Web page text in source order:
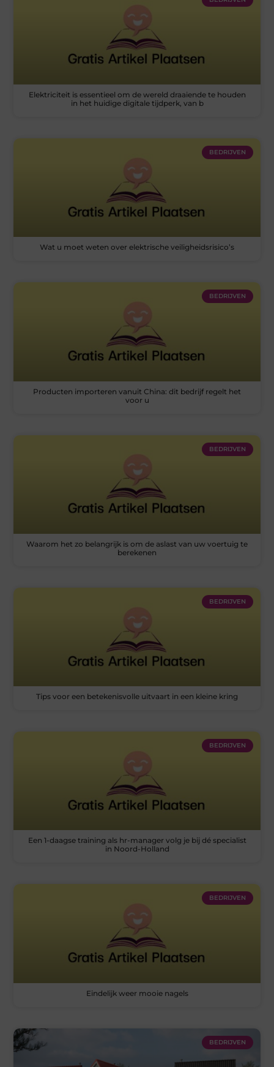
Elektriciteit is essentieel om de wereld draaiende te houden
in het huidige digitale tijdperk, van b
BEDRIJVEN
Wat u moet weten over elektrische veiligheidsrisico’s
BEDRIJVEN
Producten importeren vanuit China: dit bedrijf regelt het
voor u
BEDRIJVEN
Waarom het zo belangrijk is om de aslast van uw voertuig te
berekenen
BEDRIJVEN
Tips voor een betekenisvolle uitvaart in een kleine kring
BEDRIJVEN
Een 1-daagse training als hr-manager volg je bij dé specialist
in Noord-Holland
BEDRIJVEN
Eindelijk weer mooie nagels
BEDRIJVEN